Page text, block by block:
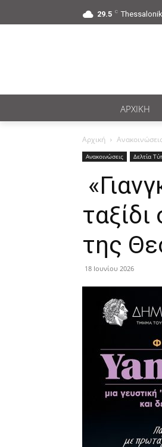
29.5 C
ΑΡΧΙΚΉ
Αρχική Ανακοινώσεις
Ανακοινώσεις Δελτία
της
18 Ιουνίου 2026